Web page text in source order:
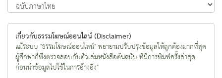
เกี่ยวกับธรรมโฆษณ์ออนไลน์ (Disclaimer)
แม้ระบบ "ธรรมโฆษณ์ออนไลน์" พยายามปรับปรุงข้อมูลให้ถูกต้องมากที่สุด
ผู้ศึกษาก็พึงตรวจสอบกับตัวเล่มหนังสือต้นฉบับ ที่มีการพิมพ์ครั้งล่าสุด
ก่อนนำข้อมูลไปใช้ในการอ้างอิง"